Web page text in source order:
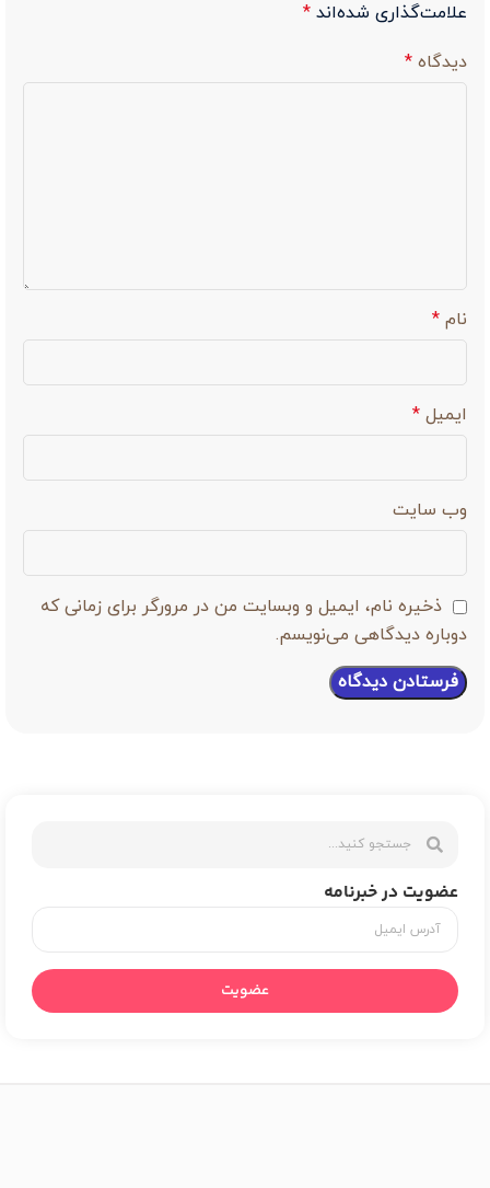
علامت‌گذاری شده‌اند *
دیدگاه *
نام *
ایمیل *
وب‌ سایت
ذخیره نام، ایمیل و وبسایت من در مرورگر برای زمانی که
دوباره دیدگاهی می‌نویسم.
عضویت در خبرنامه
عضویت